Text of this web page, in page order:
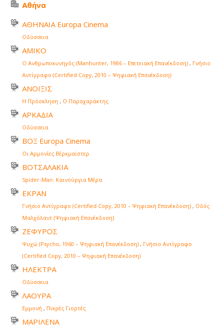
Αθήνα
ΑΘΗΝΑΙΑ Europa Cinema
Οδύσσεια
ΑΜΙΚΟ
Ο Ανθρωποκυνηγός (Manhunter, 1986 – Επετειακή Επανέκδοση) , Γνήσιο
Αντίγραφο (Certified Copy, 2010 – Ψηφιακή Επανέκδοση)
ΑΝΟΙΞΙΣ
Η Πρόσκληση , Ο Παραχαράκτης
ΑΡΚΑΔΙΑ
Οδύσσεια
ΒΟΞ Europa Cinema
Οι Αρμονίες Βέρκμαϊστερ
ΒΟΤΣΑΛΑΚΙΑ
Spider-Man: Καινούργια Μέρα
ΕΚΡΑΝ
Γνήσιο Αντίγραφο (Certified Copy, 2010 – Ψηφιακή Επανέκδοση) , Οδός
Μαλχόλαντ (Ψηφιακή Επανέκδοση)
ΖΕΦΥΡΟΣ
Ψυχώ (Psycho, 1960 – Ψηφιακή Επανέκδοση) , Γνήσιο Αντίγραφο
(Certified Copy, 2010 – Ψηφιακή Επανέκδοση)
ΗΛΕΚΤΡΑ
Οδύσσεια
ΛΑΟΥΡΑ
Εμμονή , Πικρές Γιορτές
ΜΑΡΙΛΕΝΑ